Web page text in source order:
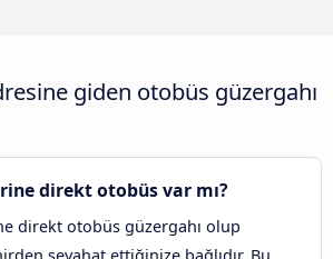
giden otobüs güzergahı
direkt otobüs var mı?
direkt otobüs güzergahı olup